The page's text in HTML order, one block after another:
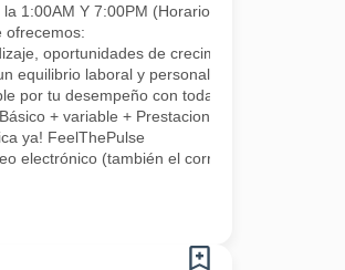
1:00AM Y 7:00PM (Horarios rotativos, 1 día
ofrecemos:
oportunidades de crecimiento, tenemos
equilibrio laboral y personal
por tu desempeño con todas las prestaciones
+ variable + Prestaciones por ley.
ya! FeelThePulse
electrónico (también el correo no deseado)